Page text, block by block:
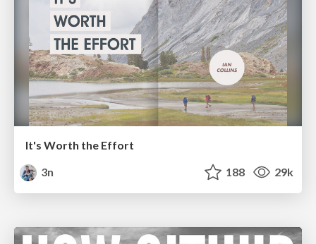
It's Worth the Effort
3n
188 29k